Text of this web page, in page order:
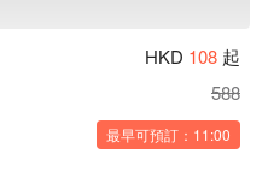
HKD 108 起
588
最早可預訂：11:00